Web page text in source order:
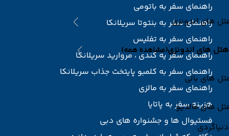
های اندونزی
هتل های اندونزی(مشاهده همه)
های بالی
های مالدیو
دنیاگردی
راهنمای سفر به باتومی
راهنمای سفر به بنتوتا سریلانکا
راهنمای سفر به تفلیس
راهنمای سفر یه کندی ، مروارید سریلانکا
راهنمای سفر به کلمبو پایتخت جذاب سریلانکا
راهنمای سفر به مالزی
هزینه سفر به پاتایا
فستیوال ها و جشنواره های دبی